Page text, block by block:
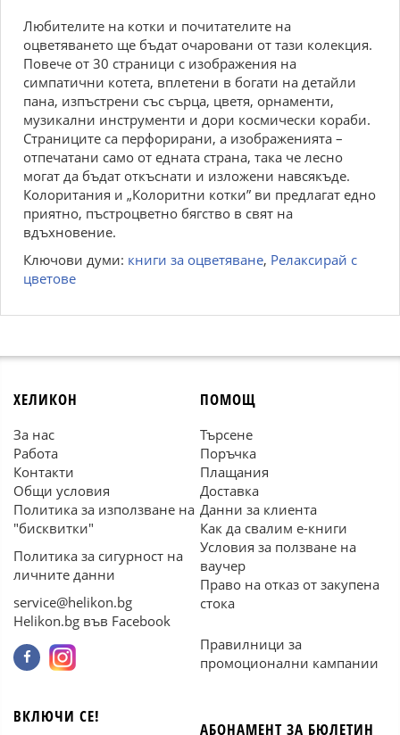
Любителите на котки и почитателите на
оцветяването ще бъдат очаровани от тази колекция.
Повече от 30 страници с изображения на
симпатични котета, вплетени в богати на детайли
пана, изпъстрени със сърца, цветя, орнаменти,
музикални инструменти и дори космически кораби.
Страниците са перфорирани, а изображенията –
отпечатани само от едната страна, така че лесно
могат да бъдат откъснати и изложени навсякъде.
Колоритания и „Колоритни котки” ви предлагат едно
приятно, пъстроцветно бягство в свят на
вдъхновение.
Ключови думи: книги за оцветяване, Релаксирай с
цветове
ХЕЛИКОН
За нас
Работа
Контакти
Общи условия
Политика за използване на
"бисквитки"
Политика за сигурност на
личните данни
service@helikon.bg
Helikon.bg във Facebook
ПОМОЩ
Търсене
Поръчка
Плащания
Доставка
Данни за клиента
Как да свалим е-книги
Условия за ползване на
ваучер
Право на отказ от закупена
стока
Правилници за
промоционални кампании
ВКЛЮЧИ СЕ!
АБОНАМЕНТ ЗА БЮЛЕТИН